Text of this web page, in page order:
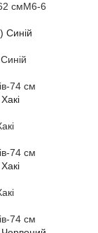
смM6-6
74 см
74 см
74 см